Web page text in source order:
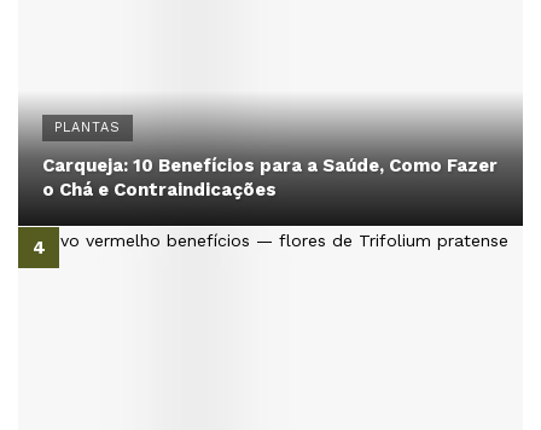
PLANTAS
Carqueja: 10 Benefícios para a Saúde, Como Fazer
o Chá e Contraindicações